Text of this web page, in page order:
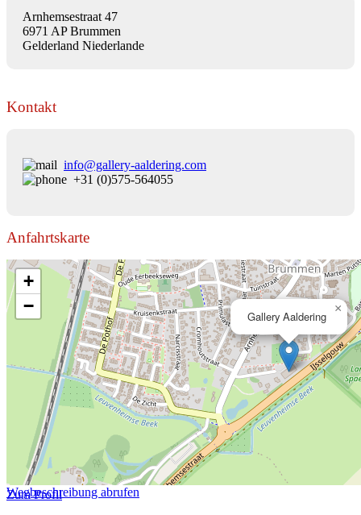
Arnhemsestraat 47
6971 AP Brummen
Gelderland Niederlande
Kontakt
info@gallery-aaldering.com
+31 (0)575-564055
Anfahrtskarte
Gallery Aaldering
×
+
−
Wegbeschreibung abrufen
Zum Profil